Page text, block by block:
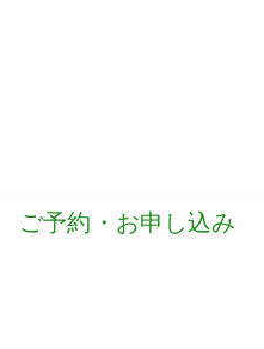
ご予約・お申し込み